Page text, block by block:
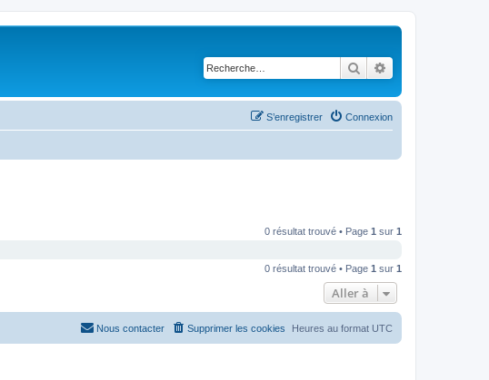
Rechercher
Connexion
S’enregistrer
0 résultat trouvé • Page 1 sur 1
0 résultat trouvé • Page 1 sur 1
Aller à
Heures au format UTC
Supprimer les cookies
Nous contacter